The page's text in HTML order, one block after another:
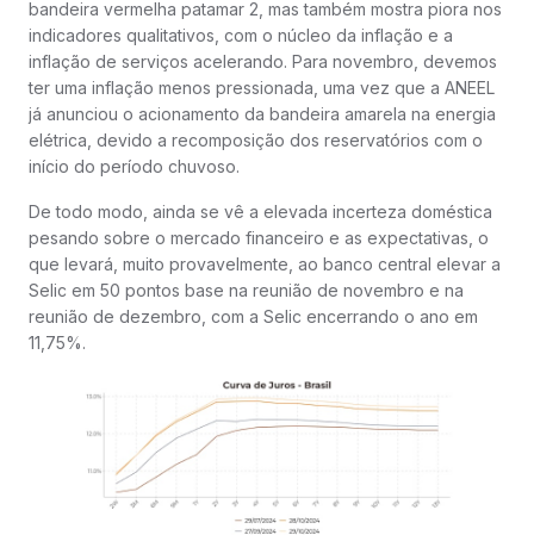
bandeira vermelha patamar 2, mas também mostra piora nos
indicadores qualitativos, com o núcleo da inflação e a
inflação de serviços acelerando. Para novembro, devemos
ter uma inflação menos pressionada, uma vez que a ANEEL
já anunciou o acionamento da bandeira amarela na energia
elétrica, devido a recomposição dos reservatórios com o
início do período chuvoso.
De todo modo, ainda se vê a elevada incerteza doméstica
pesando sobre o mercado financeiro e as expectativas, o
que levará, muito provavelmente, ao banco central elevar a
Selic em 50 pontos base na reunião de novembro e na
reunião de dezembro, com a Selic encerrando o ano em
11,75%.